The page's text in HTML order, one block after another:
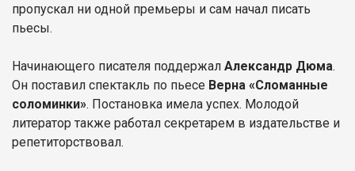
пропускал ни одной премьеры и сам начал писать
пьесы.
Начинающего писателя поддержал Александр Дюма.
Он поставил спектакль по пьесе Верна «Сломанные
соломинки». Постановка имела успех. Молодой
литератор также работал секретарем в издательстве и
репетиторствовал.